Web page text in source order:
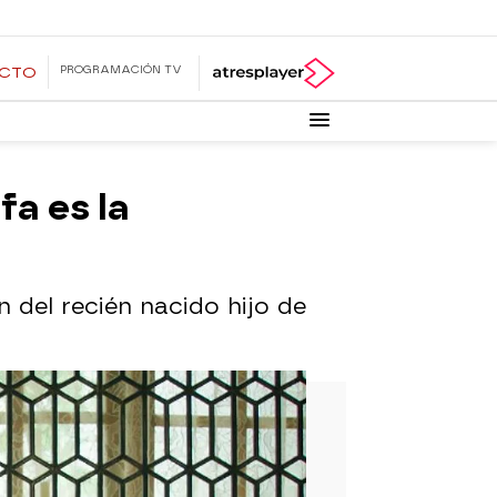
PROGRAMACIÓN TV
es la
del recién nacido hijo de